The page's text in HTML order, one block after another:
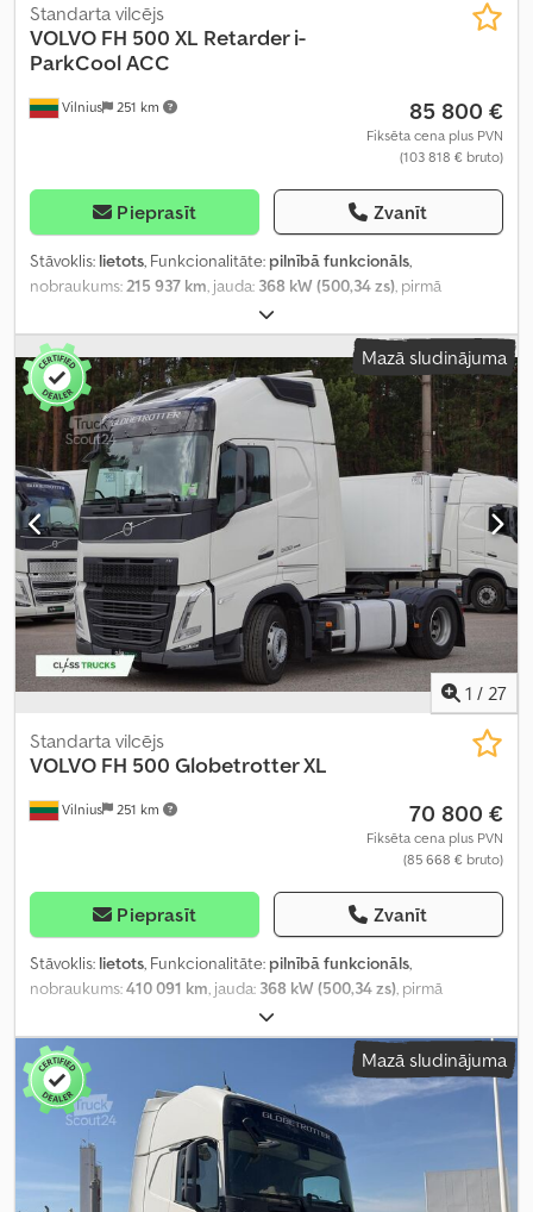
Vilnius 251 km
Standarta vilcējs
VOLVO FH 500 XL Retarder i-
ParkCool ACC
85 800 €
Fiksēta cena plus PVN
(103 818 € bruto)
Pieprasīt Zvanīt
Stāvoklis: lietots, Funkcionalitāte: pilnībā funkcionāls,
nobraukums:215 937 km, jauda: 368 kW (500,34 zs), pirmā
, degvielas veids:
konfigurācija:4x2, riteņu bāze:380 mm, krāsa:balts, pārnesuma
veids:automātisks, emisijas klase:Euro 6, Ražošanas gads:2024,
cilindru skaits:6, dzinēja tilpums:12 777 cm³, stūres rata pozīcija:
kreisais, Aprīkojums:pilna apkope vēsture, stūres pastiprinātājs,
Mazā sludinājuma
1 / 27
Vilnius 251 km
Standarta vilcējs
VOLVO FH 500 Globetrotter XL
70 800 €
Fiksēta cena plus PVN
(85 668 € bruto)
Pieprasīt Zvanīt
Stāvoklis: lietots, Funkcionalitāte: pilnībā funkcionāls,
nobraukums:410 091 km, jauda: 368 kW (500,34 zs), pirmā
, degvielas veids:
svars:8 177 kg, asu konfigurācija:4x2, riteņu bāze:380 mm, krāsa:
balts, pārnesuma veids: , emisijas klase:Euro 6,
Ražošanas gads:
2023, cilindru skaits: , dzinēja tilpums:12 777 cm³,
stūres rata pozīcija:
kreisais , Aprīkojums:
pilna apkope vēsture,
stūres pastiprinātājs,
Mazā sludinājuma